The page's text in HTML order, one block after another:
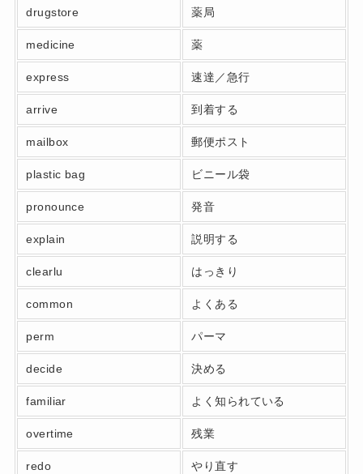
drugstore 薬局
medicine 薬
express 速達／急行
arrive 到着する
mailbox 郵便ポスト
plastic bag ビニール袋
pronounce 発音
explain 説明する
clearlu はっきり
common よくある
perm パーマ
decide 決める
familiar よく知られている
overtime 残業
redo やり直す